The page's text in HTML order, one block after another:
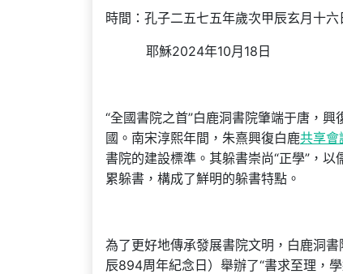
時間：孔子二五七五年歲次甲辰玄月十六
耶穌2024年10月18日
“全國書院之首”白鹿洞書院肇端于唐，
國。南宋淳熙年間，朱熹興復白鹿共享會
書院的建設標準。其躲書崇尚“正學”，
累躲書，構成了鮮明的躲書特點。
為了更好地傳承發展書院文明，白鹿洞
辰894周年紀念日）舉辦了“書求至理，